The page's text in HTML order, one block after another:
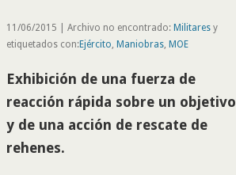
11/06/2015 | Archivo no encontrado: Militaresy
etiquetados con:Ejército, Maniobras, MOE
Exhibición de una fuerza de
reacción rápida sobre un objetivo
y de una acción de rescate de
rehenes.